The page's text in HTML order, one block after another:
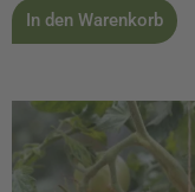
In den Warenkorb